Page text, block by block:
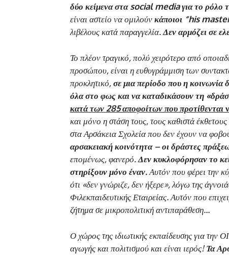
δύο κείμενα σταsocial mediaγια το ρόλο
είναι αστείο να ομιλούνκάποιοι “his
λιβέλους κατά παραγγελία.Δεν αρμόζει σε
Το πλέον τραγικό, πολύ χειρότερο από
προσώπου, είναι η ευθυγράμμιση των
προκλητικό,σε μια περίοδο που η κοινωνία
όλα στο φως και να καταδικάσουν τη
κατά των 285 αποφοίτων που προτίθενται
και μόνο η στάση τους, τους καθιστά
στα Αρσάκεια Σχολεία που δεν έχουν να
αρσακειακή κοινότητα – οι δράστες
επομένως, φανερό.Δεν κυκλοφόρησαν το
στηρίξουν μόνο έναν.Αυτόν που φέρει την
ότι «δεν γνώριζε, δεν ήξερε», λόγω της
Φιλεκπαιδευτικής Εταιρείας. Αυτόν που
ζήτημα σε μικροπολιτική αντιπαράθεση…
Ο χώρος της ιδιωτικής εκπαίδευσης για
αγωγής και πολιτισμού και είναι ιερός!Τα